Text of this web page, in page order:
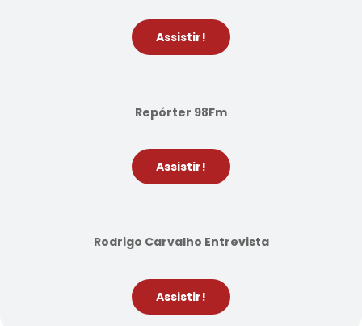
Assistir!
Repórter 98Fm
Assistir!
Rodrigo Carvalho Entrevista
Assistir!